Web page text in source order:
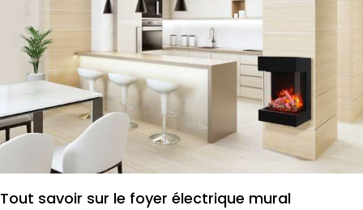
Tout savoir sur le foyer électrique mural